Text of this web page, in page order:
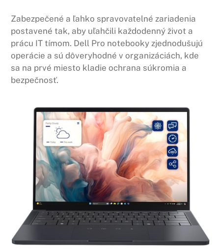
Zabezpečené a ľahko spravovatelné zariadenia
postavené tak, aby uľahčili každodenný život a
prácu IT tímom. Dell Pro notebooky zjednodušujú
operácie a sú dôveryhodné v organizáciách, kde
sa na prvé miesto kladie ochrana súkromia a
bezpečnosť.